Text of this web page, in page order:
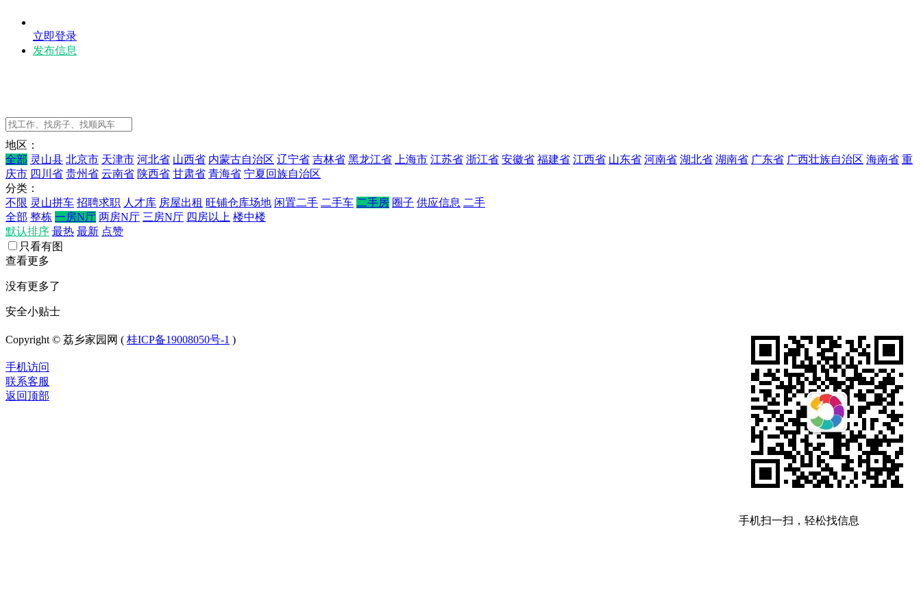
立即登录
发布信息
地区：
全部 灵山县 北京市 天津市 河北省 山西省 内蒙古自治区 辽宁省 吉林省 黑龙江省 上海市 江苏省 浙江省 安徽省 福建省 江西省 山东省 河南省 湖北省 湖南省 广东省 广西壮族自治区 海南省 重
庆市 四川省 贵州省 云南省 陕西省 甘肃省 青海省 宁夏回族自治区
分类：
不限 灵山拼车 招聘求职 人才库 房屋出租 旺铺仓库场地 闲置二手 二手车 二手房 圈子 供应信息 二手
全部 整栋 一房N厅 两房N厅 三房N厅 四房以上 楼中楼
默认排序 最热 最新 点赞
只看有图
查看更多
没有更多了
安全小贴士
手机扫一扫，轻松找信息
Copyright © 荔乡家园网 ( 桂ICP备19008050号-1 )
手机访问
联系客服
返回顶部